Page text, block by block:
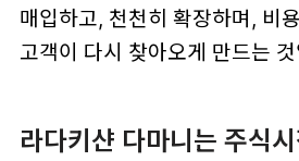
매입하고, 천천히 확장하며, 비
고객이 다시 찾아오게 만드는
라다키샨 다마니는 주식